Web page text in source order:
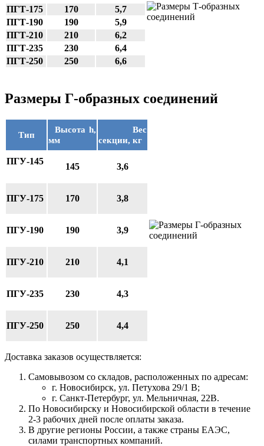
ПГТ-175
170
5,7
ПГТ-190
190
5,9
ПГТ-210
210
6,2
ПГТ-235
230
6,4
ПГТ-250
250 6,6
Размеры Г-образных соединений
Тип
Высота h,
мм
Вес
секции, кг
ПГУ-145
145 3,6
ПГУ-175 170 3,8
ПГУ-190 190 3,9
ПГУ-210 210 4,1
ПГУ-235 230 4,3
ПГУ-250 250 4,4
Доставка заказов осуществляется:
Самовывозом со складов, расположенных по адресам:
г. Новосибирск, ул. Петухова 29/1 В;
г. Санкт-Петербург, ул. Мельничная, 22В.
По Новосибирску и Новосибирской области в течение
2-3 рабочих дней после оплаты заказа.
В другие регионы России, а также страны ЕАЭС,
силами транспортных компаний.